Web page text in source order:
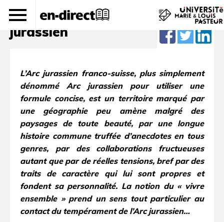
Vivre ensemble dans l'Arc
jurassien
L’Arc jurassien franco-suisse, plus simplement
dénommé Arc jurassien pour utiliser une
formule concise, est un territoire marqué par
une géographie peu amène malgré des
paysages de toute beauté, par une longue
histoire commune truffée d’anecdotes en tous
genres, par des collaborations fructueuses
autant que par de réelles tensions, bref par des
traits de caractère qui lui sont propres et
fondent sa personnalité. La notion du « vivre
ensemble » prend un sens tout particulier au
contact du tempérament de l’Arc jurassien…